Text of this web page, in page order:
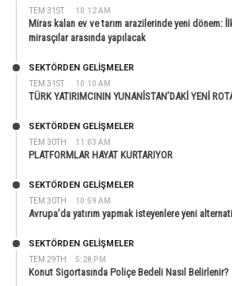
TEM 31ST 10:12 AM
Miras kalan ev ve tarım arazilerinde yeni dönem:
mirasçılar arasında yapılacak
TEM 31ST 10:10 AM
SEKTÖRDEN GELIŞMELER
TÜRK YATIRIMCININ YUNANİSTAN’DAKİ YENİ
TEM 30TH 11:03 AM
SEKTÖRDEN GELIŞMELER
PLATFORMLAR HAYAT KURTARIYOR
TEM 30TH 10:59 AM
SEKTÖRDEN GELIŞMELER
Avrupa’da yatırım yapmak isteyenlere yeni
TEM 29TH 5:28 PM
SEKTÖRDEN GELIŞMELER
Konut Sigortasında Poliçe Bedeli Nasıl Belirlenir?